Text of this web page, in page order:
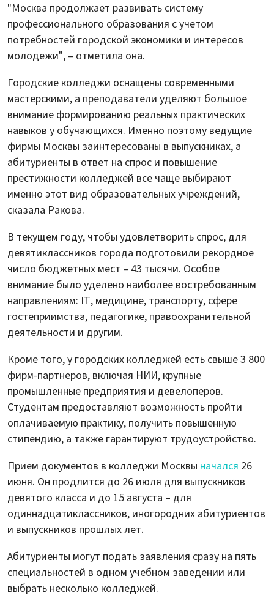
"Москва продолжает развивать систему
профессионального образования с учетом
потребностей городской экономики и интересов
молодежи", – отметила она.
Городские колледжи оснащены современными
мастерскими, а преподаватели уделяют большое
внимание формированию реальных практических
навыков у обучающихся. Именно поэтому ведущие
фирмы Москвы заинтересованы в выпускниках, а
абитуриенты в ответ на спрос и повышение
престижности колледжей все чаще выбирают
именно этот вид образовательных учреждений,
сказала Ракова.
В текущем году, чтобы удовлетворить спрос, для
девятиклассников города подготовили рекордное
число бюджетных мест – 43 тысячи. Особое
внимание было уделено наиболее востребованным
направлениям: IT, медицине, транспорту, сфере
гостеприимства, педагогике, правоохранительной
деятельности и другим.
Кроме того, у городских колледжей есть свыше 3 800
фирм-партнеров, включая НИИ, крупные
промышленные предприятия и девелоперов.
Студентам предоставляют возможность пройти
оплачиваемую практику, получить повышенную
стипендию, а также гарантируют трудоустройство.
Прием документов в колледжи Москвы начался 26
июня. Он продлится до 26 июля для выпускников
девятого класса и до 15 августа – для
одиннадцатиклассников, иногородних абитуриентов
и выпускников прошлых лет.
Абитуриенты могут подать заявления сразу на пять
специальностей в одном учебном заведении или
выбрать несколько колледжей.